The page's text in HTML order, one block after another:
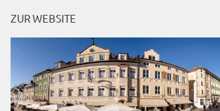
ZUR WEBSITE